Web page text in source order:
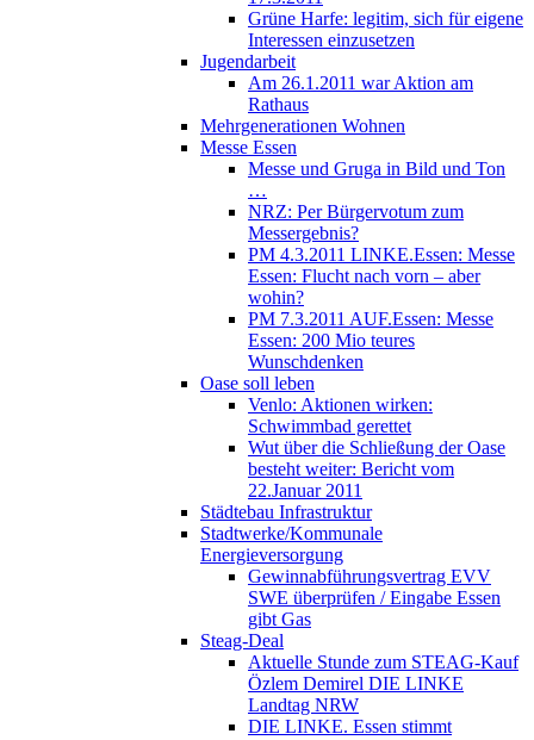
Grüne Harfe: legitim, sich für eigene
Interessen einzusetzen
Jugendarbeit
Am 26.1.2011 war Aktion am
Rathaus
Mehrgenerationen Wohnen
Messe Essen
Messe und Gruga in Bild und Ton
…
NRZ: Per Bürgervotum zum
Messergebnis?
PM 4.3.2011 LINKE.Essen: Messe
Essen: Flucht nach vorn – aber
wohin?
PM 7.3.2011 AUF.Essen: Messe
Essen: 200 Mio teures
Wunschdenken
Oase soll leben
Venlo: Aktionen wirken:
Schwimmbad gerettet
Wut über die Schließung der Oase
besteht weiter: Bericht vom
22.Januar 2011
Städtebau Infrastruktur
Stadtwerke/Kommunale
Energieversorgung
Gewinnabführungsvertrag EVV
SWE überprüfen / Eingabe Essen
gibt Gas
Steag-Deal
Aktuelle Stunde zum STEAG-Kauf
Özlem Demirel DIE LINKE
Landtag NRW
DIE LINKE. Essen stimmt